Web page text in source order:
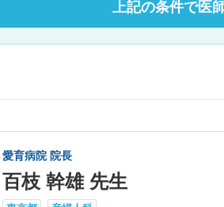
上記の条件で医
愛育病院 院長
百枝 幹雄 先生